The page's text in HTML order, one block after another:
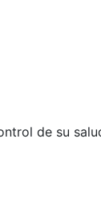
de su